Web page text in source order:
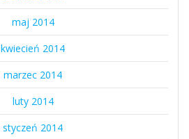
maj 2014
kwiecień 2014
marzec 2014
luty 2014
styczeń 2014